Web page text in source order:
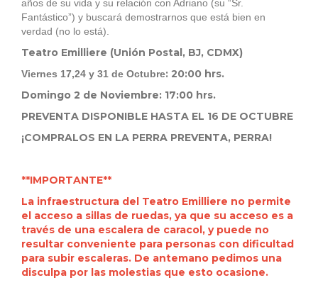
años de su vida y su relación con Adriano (su “Sr.
Fantástico”) y buscará demostrarnos que está bien en
verdad (no lo está).
Teatro Emilliere (Unión Postal, BJ, CDMX)
Viernes 17,24 y 31 de Octubre: 20:00 hrs.
Domingo 2 de Noviembre: 17:00 hrs.
PREVENTA DISPONIBLE HASTA EL 16 DE OCTUBRE
¡COMPRALOS EN LA PERRA PREVENTA, PERRA!
**IMPORTANTE**
La infraestructura del Teatro Emilliere no permite
el acceso a sillas de ruedas, ya que su acceso es a
través de una escalera de caracol, y puede no
resultar conveniente para personas con dificultad
para subir escaleras. De antemano pedimos una
disculpa por las molestias que esto ocasione.